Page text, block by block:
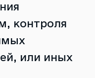
контроля
или иных